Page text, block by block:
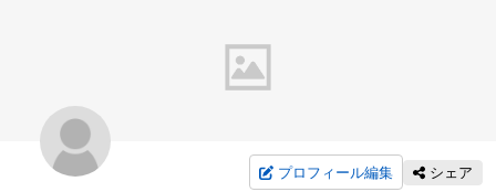
プロフィール編集 シェア